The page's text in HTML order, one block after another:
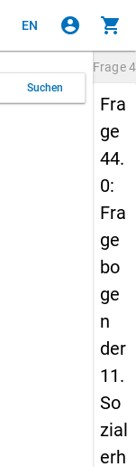
EN account_circle shopping_cart
Suchen
Frage
Fra
ge
44.
0:
Fra
ge
bo
ge
n
der
11.
So
zial
erh